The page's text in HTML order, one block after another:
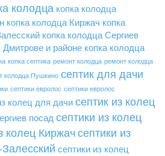
колодца копка колодца
копка колодца Киржач копка
копка колодца Сергиев
Дмитрове и районе копка колодца
копка септика ремонт колодца ремонт колодца
колодца Пушкино септик для дачи
септики евролос септики евролос
колец для дачи септик из колец
посад септики из колец
колец Киржач септики из
септики из колец